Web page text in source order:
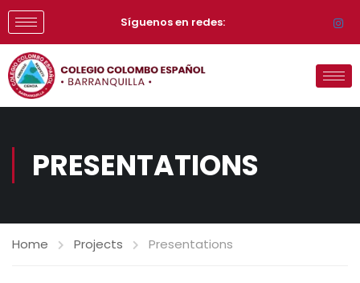
Síguenos en redes:
PRESENTATIONS
Home Projects Presentations